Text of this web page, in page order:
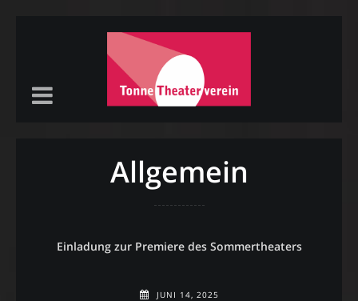
Allgemein
Einladung zur Premiere des Sommertheaters
JUNI 14, 2025